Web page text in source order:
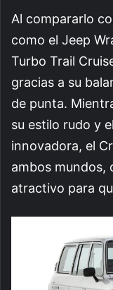
Al compararlo
como el Jeep
Turbo Trail
gracias a su
de punta.
su estilo rudo y
innovadora, el
ambos mundos,
atractivo para